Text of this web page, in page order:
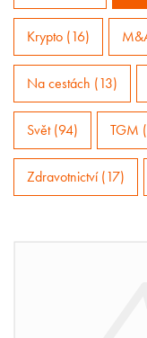
Krypto (16)
Na cestách (13)
Svět (94) TGM
Zdravotnictví (17)